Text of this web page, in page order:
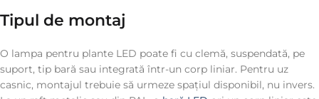
Tipul de montaj
O lampa pentru plante LED poate fi cu clemă, suspendată, pe
suport, tip bară sau integrată într-un corp liniar. Pentru uz
casnic, montajul trebuie să urmeze spațiul disponibil, nu invers.